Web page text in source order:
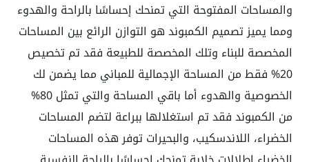
والمساحات المفتوحة التي تمنحك إحساسًا بالراحة والهدوء
ومما يميز تصميم الكمبوند هو التوازن الرائع بين المساحات
المخصصة للبناء وتلك المخصصة للطبيعة فقد تم تخصيص
20%
فقط من المساحة الإجمالية للمباني مما يضمن لك
الخصوصية والهدوء أما باقي المساحة والتي تمثل80%
من الكمبوند فقد تم استغلالها ببراعة لتضم المساحات
الخضراء، اللاندسكيب، والبحيرات توفر هذه المساحات